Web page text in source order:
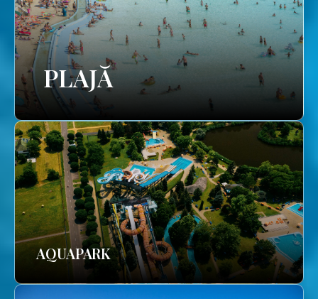
PLAJĂ
AQUAPARK